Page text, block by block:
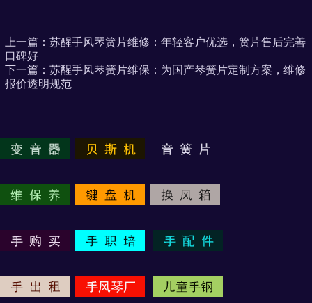
上一篇： 苏醒手风琴簧片维修：年轻客户优选，簧片售后完善
口碑好
下一篇： 苏醒手风琴簧片维保：为国产琴簧片定制方案，维修
报价透明规范